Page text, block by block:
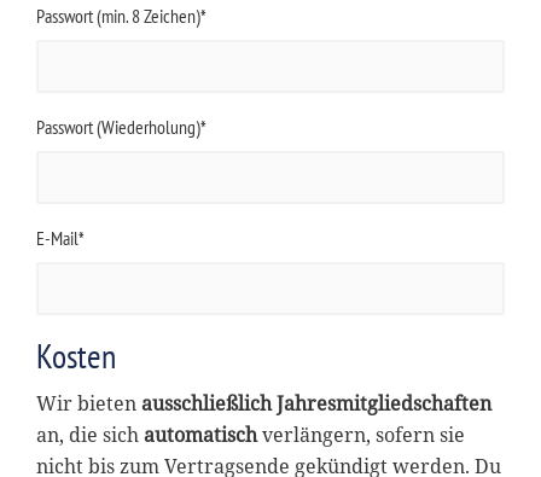
Passwort (min. 8 Zeichen)*
Passwort (Wiederholung)*
E-Mail*
Kosten
Wir bietenausschließlich Jahresmitgliedschaften
an, die sichautomatischverlängern, sofern sie
nicht bis zum Vertragsende gekündigt werden. Du